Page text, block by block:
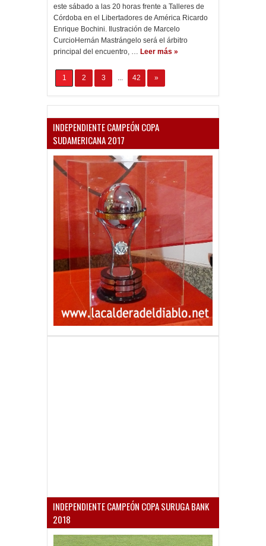
este sábado a las 20 horas frente a Talleres de
Córdoba en el Libertadores de América Ricardo
Enrique Bochini. Ilustración de Marcelo
CurcioHernán Mastrángelo será el árbitro
principal del encuentro, … Leer más »
1 2 3 ... 42 »
INDEPENDIENTE CAMPEÓN COPA
SUDAMERICANA 2017
INDEPENDIENTE CAMPEÓN COPA SURUGA BANK
2018